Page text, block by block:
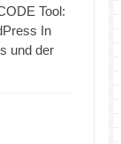
Tool:
In
und der